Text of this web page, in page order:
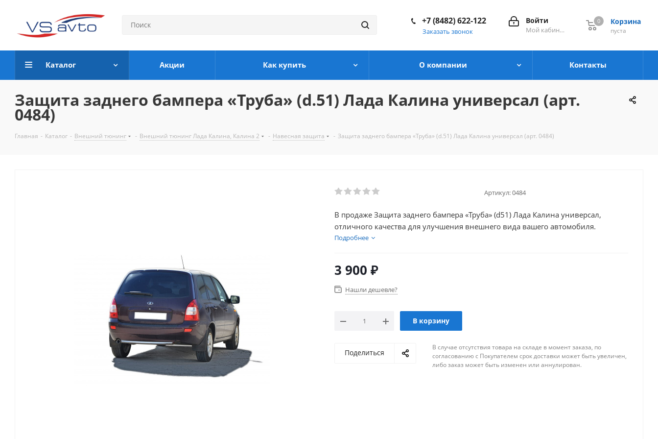
Корзина
0
пуста
0
Войти
Мой кабинет
+7 (8482) 622-122
Заказать звонок
Каталог Акции Как купить О компании Контакты
Защита заднего бампера «Труба» (d.51) Лада Калина универсал (арт.
0484)
Главная - Каталог - Внешний тюнинг - Внешний тюнинг Лада Калина, Калина 2 - Навесная защита - Защита заднего бампера «Труба» (d.51) Лада Калина универсал (арт. 0484)
Артикул:0484
В продаже Защита заднего бампера «Труба» (d51) Лада Калина универсал,
отличного качества для улучшения внешнего вида вашего автомобиля.
Подробнее
3 900 ₽
Нашли дешевле?
В корзину
Поделиться
В случае отсутствия товара на складе в момент заказа, по
согласованию с Покупателем срок доставки может быть увеличен,
либо заказ может быть изменен или аннулирован.